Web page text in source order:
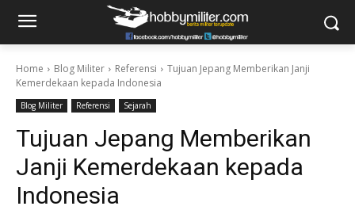
Home Blog Militer Referensi
Tujuan Jepang Memberikan Janji
Kemerdekaan kepada Indonesia
Blog Militer Referensi Sejarah
Tujuan Jepang Memberikan
Janji Kemerdekaan kepada
Indonesia